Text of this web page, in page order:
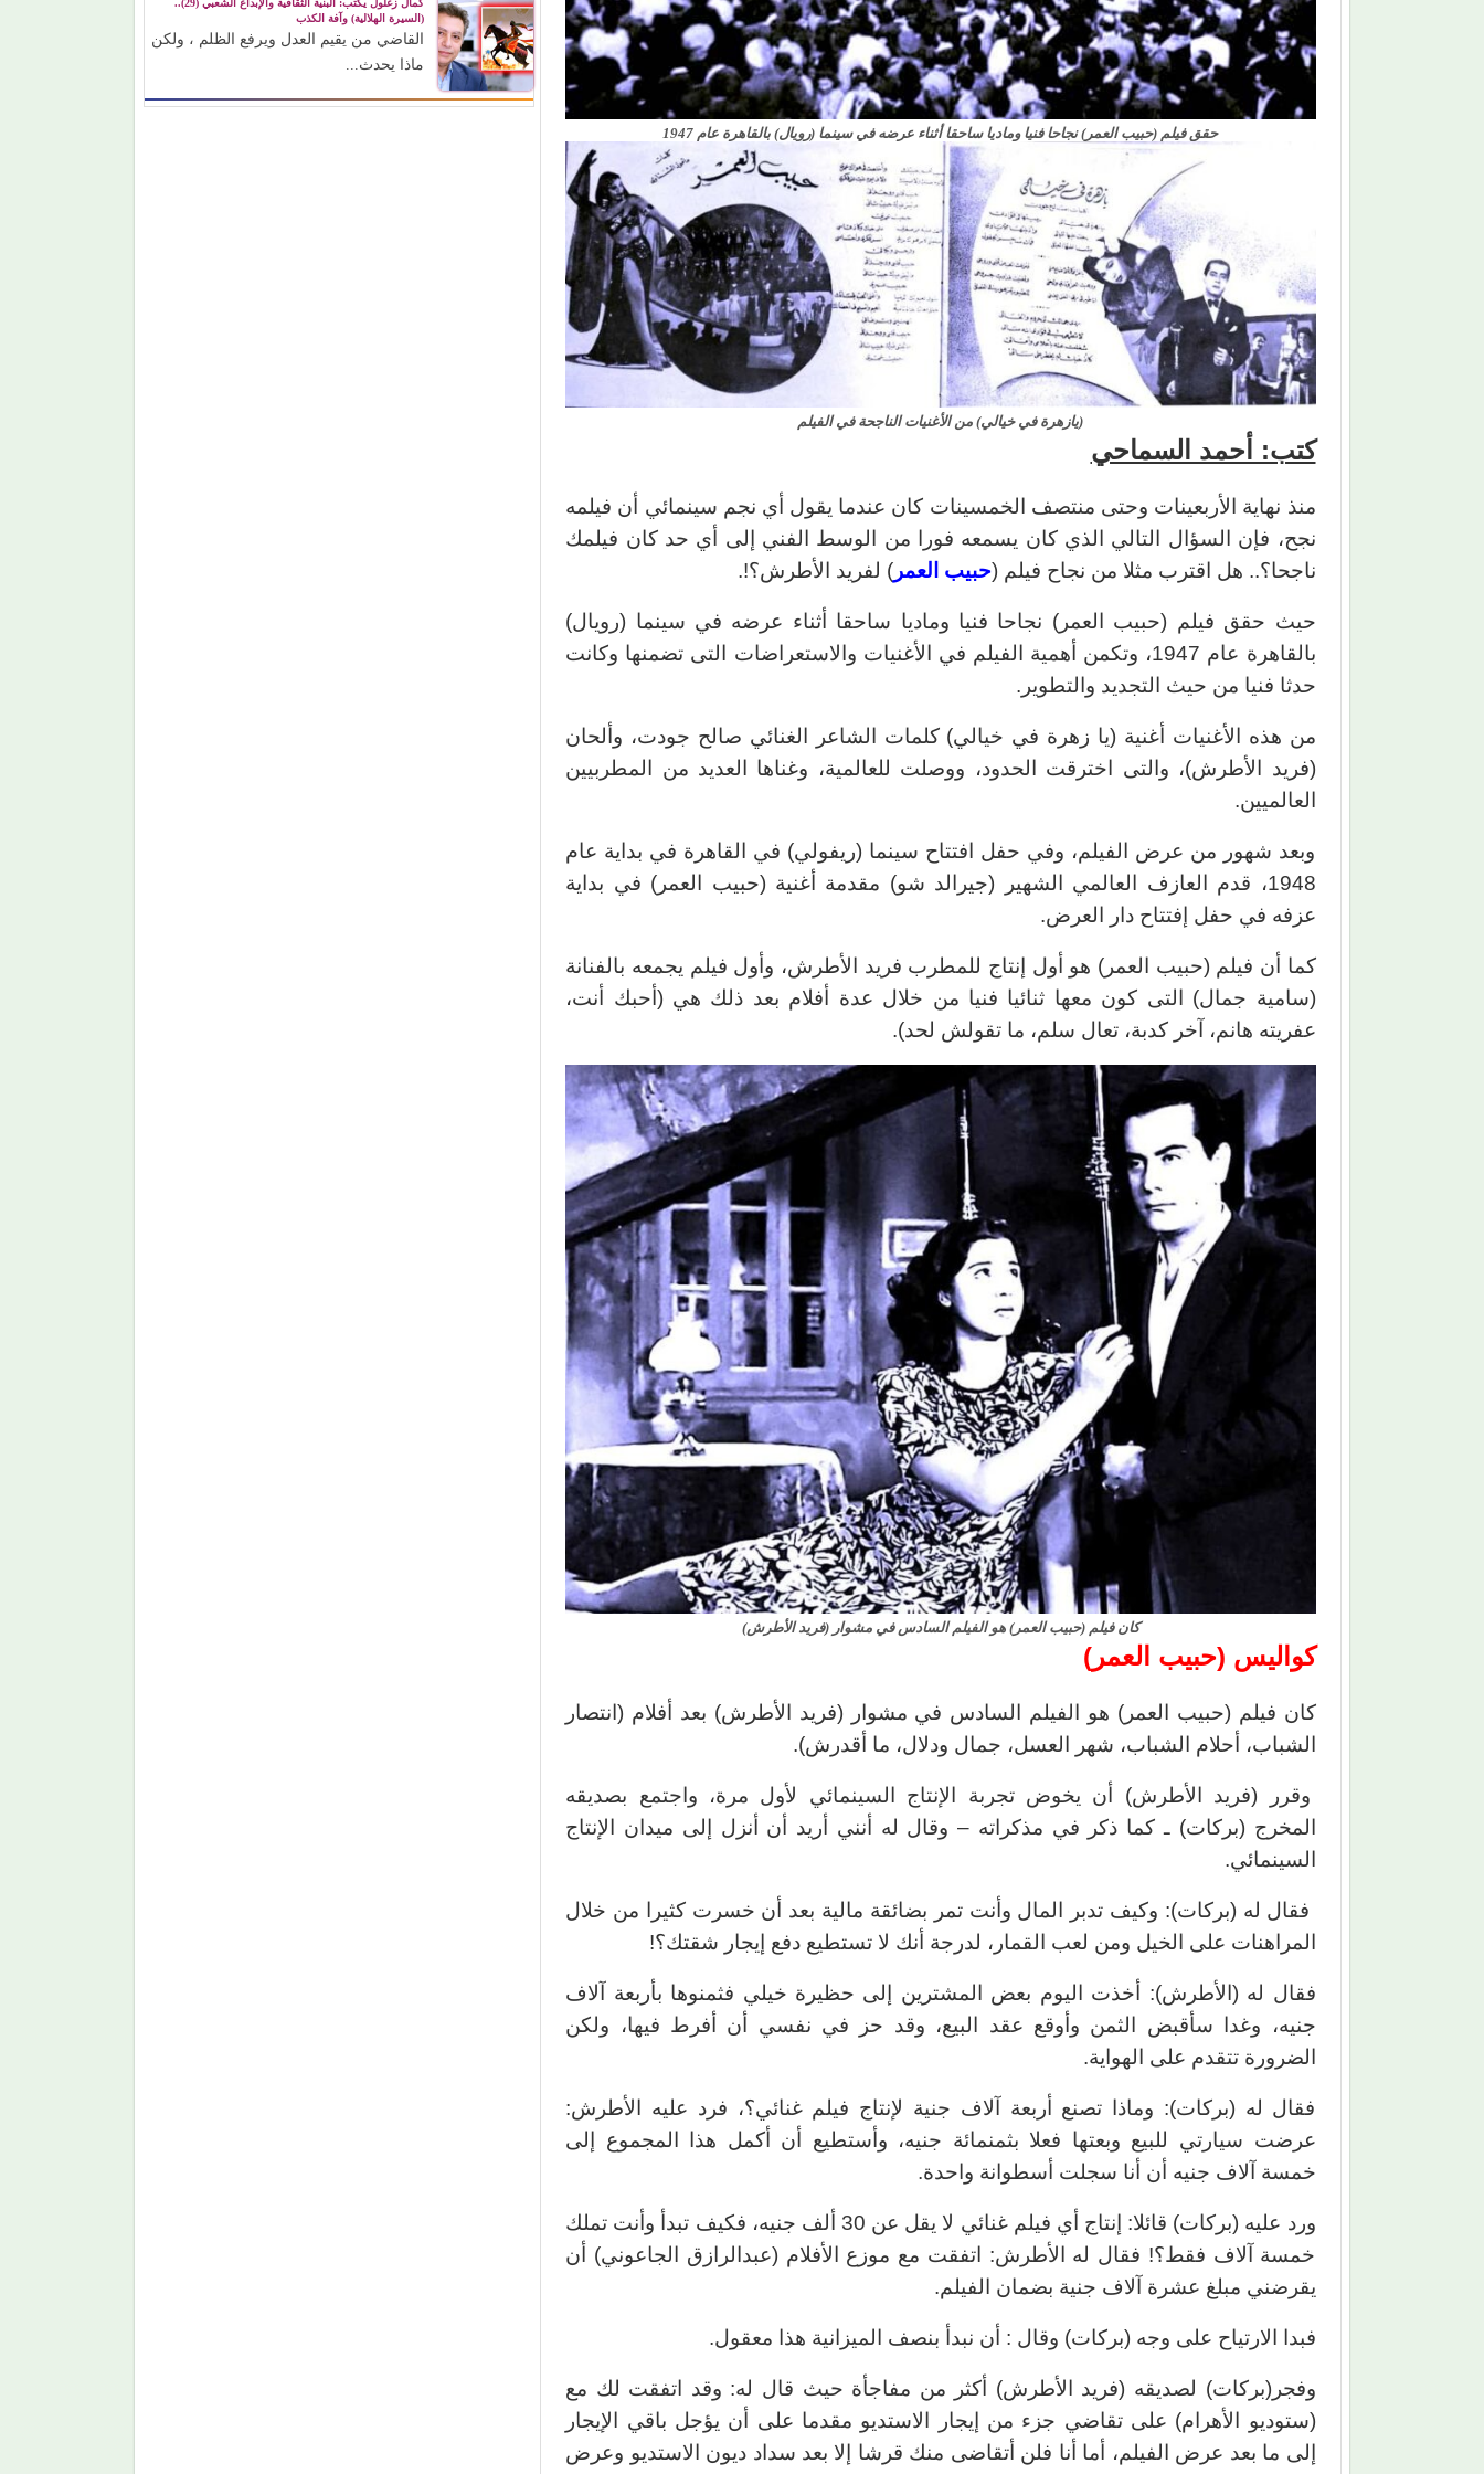
حقق فيلم (حبيب العمر) نجاحا فنيا وماديا ساحقا أثناء عرضه في سينما (رويال) بالقاهرة عام 1947
(يازهرة في خيالي) من الأغنيات الناجحة في الفيلم
كتب: أحمد السماحي
منذ نهاية الأربعينات وحتى منتصف الخمسينات كان عندما يقول أي نجم سينمائي أن فيلمه
نجح، فإن السؤال التالي الذي كان يسمعه فورا من الوسط الفني إلى أي حد كان فيلمك
ناجحا؟.. هل اقترب مثلا من نجاح فيلم (حبيب العمر) لفريد الأطرش؟!.
حيث حقق فيلم (حبيب العمر) نجاحا فنيا وماديا ساحقا أثناء عرضه في سينما (رويال)
بالقاهرة عام 1947، وتكمن أهمية الفيلم في الأغنيات والاستعراضات التى تضمنها وكانت
حدثا فنيا من حيث التجديد والتطوير.
من هذه الأغنيات أغنية (يا زهرة في خيالي) كلمات الشاعر الغنائي صالح جودت، وألحان
(فريد الأطرش)، والتى اخترقت الحدود، ووصلت للعالمية، وغناها العديد من المطربيين
العالميين.
وبعد شهور من عرض الفيلم، وفي حفل افتتاح سينما (ريفولي) في القاهرة في بداية عام
1948، قدم العازف العالمي الشهير (جيرالد شو) مقدمة أغنية (حبيب العمر) في بداية
عزفه في حفل إفتتاح دار العرض.
كما أن فيلم (حبيب العمر) هو أول إنتاج للمطرب فريد الأطرش، وأول فيلم يجمعه بالفنانة
(سامية جمال) التى كون معها ثنائيا فنيا من خلال عدة أفلام بعد ذلك هي (أحبك أنت،
عفريته هانم، آخر كدبة، تعال سلم، ما تقولش لحد).
كان فيلم (حبيب العمر) هو الفيلم السادس في مشوار (فريد الأطرش)
كواليس (حبيب العمر)
كان فيلم (حبيب العمر) هو الفيلم السادس في مشوار (فريد الأطرش) بعد أفلام (انتصار
الشباب، أحلام الشباب، شهر العسل، جمال ودلال، ما أقدرش).
وقرر (فريد الأطرش) أن يخوض تجربة الإنتاج السينمائي لأول مرة، واجتمع بصديقه
المخرج (بركات) ـ كما ذكر في مذكراته – وقال له أنني أريد أن أنزل إلى ميدان الإنتاج
السينمائي.
فقال له (بركات): وكيف تدبر المال وأنت تمر بضائقة مالية بعد أن خسرت كثيرا من خلال
المراهنات على الخيل ومن لعب القمار، لدرجة أنك لا تستطيع دفع إيجار شقتك؟!
فقال له (الأطرش): أخذت اليوم بعض المشترين إلى حظيرة خيلي فثمنوها بأربعة آلاف
جنيه، وغدا سأقبض الثمن وأوقع عقد البيع، وقد حز في نفسي أن أفرط فيها، ولكن
الضرورة تتقدم على الهواية.
فقال له (بركات): وماذا تصنع أربعة آلاف جنية لإنتاج فيلم غنائي؟، فرد عليه الأطرش:
عرضت سيارتي للبيع وبعتها فعلا بثمنمائة جنيه، وأستطيع أن أكمل هذا المجموع إلى
خمسة آلاف جنيه أن أنا سجلت أسطوانة واحدة.
ورد عليه (بركات) قائلا: إنتاج أي فيلم غنائي لا يقل عن 30 ألف جنيه، فكيف تبدأ وأنت تملك
خمسة آلاف فقط؟! فقال له الأطرش: اتفقت مع موزع الأفلام (عبدالرازق الجاعوني) أن
يقرضني مبلغ عشرة آلاف جنية بضمان الفيلم.
فبدا الارتياح على وجه (بركات) وقال : أن نبدأ بنصف الميزانية هذا معقول.
وفجر(بركات) لصديقه (فريد الأطرش) أكثر من مفاجأة حيث قال له: وقد اتفقت لك مع
(ستوديو الأهرام) على تقاضي جزء من إيجار الاستديو مقدما على أن يؤجل باقي الإيجار
إلى ما بعد عرض الفيلم، أما أنا فلن أتقاضى منك قرشا إلا بعد سداد ديون الاستديو وعرض
كمال زغلول يكتب: البنية الثقافية والإبداع الشعبي (29)..
(السيرة الهلالية) وآفة الكذب
القاضي من يقيم العدل ويرفع الظلم ، ولكن
ماذا يحدث...